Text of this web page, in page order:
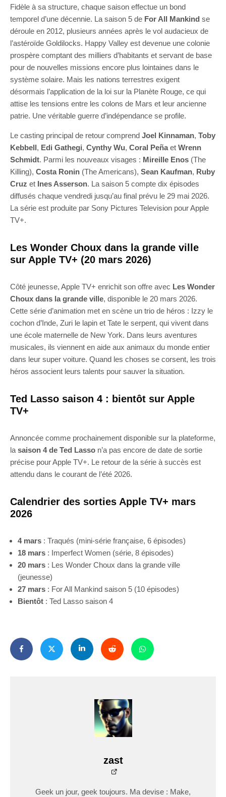
Fidèle à sa structure, chaque saison effectue un bond
temporel d’une décennie. La saison 5 de For All Mankind se
déroule en 2012, plusieurs années après le vol audacieux de
l’astéroïde Goldilocks. Happy Valley est devenue une colonie
prospère comptant des milliers d’habitants et servant de base
pour de nouvelles missions encore plus lointaines dans le
système solaire. Mais les nations terrestres exigent
désormais l’application de la loi sur la Planète Rouge, ce qui
attise les tensions entre les colons de Mars et leur ancienne
patrie. Une véritable guerre d’indépendance se profile.
Le casting principal de retour comprend Joel Kinnaman, Toby
Kebbell, Edi Gathegi, Cynthy Wu, Coral Peñaet Wrenn
Schmidt. Parmi les nouveaux visages : Mireille Enos (The
Killing), Costa Ronin (The Americans), Sean Kaufman, Ruby
Cruz et Ines Asserson. La saison 5 compte dix épisodes
diffusés chaque vendredi jusqu’au final prévu le 29 mai 2026.
La série est produite par Sony Pictures Television pour Apple
TV+.
Les Wonder Choux dans la grande ville
sur Apple TV+ (20 mars 2026)
Côté jeunesse, Apple TV+ enrichit son offre avec Les Wonder
Choux dans la grande ville, disponible le 20 mars 2026.
Cette série d’animation met en scène un trio de héros : Izzy le
cochon d’Inde, Zuri le lapin et Tate le serpent, qui vivent dans
une école maternelle de New York. Dans leurs aventures
musicales, ils viennent en aide aux animaux du monde entier
dans leur super voiture. Quand les choses se corsent, les trois
héros associent leurs talents pour sauver la situation.
Ted Lasso saison 4 : bientôt sur Apple
TV+
Annoncée comme prochainement disponible sur la plateforme,
la saison 4 de Ted Lasso n’a pas encore de date de sortie
précise pour Apple TV+. Le retour de la série à succès est
attendu dans le courant de l’été 2026.
Calendrier des sorties Apple TV+ mars
2026
4 mars : Traqués (mini-série française, 6 épisodes)
18 mars : Imperfect Women (série, 8 épisodes)
20 mars : Les Wonder Choux dans la grande ville
(jeunesse)
27 mars : For All Mankind saison 5 (10 épisodes)
Bientôt : Ted Lasso saison 4
zast
Geek un jour, geek toujours. Ma devise : Make,